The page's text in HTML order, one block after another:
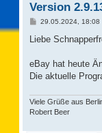
Version
B
i
a
29.05.2024, 18:08
Liebe
eBay hat heute
Die aktuelle
Viele Grüße aus
Robert Beer